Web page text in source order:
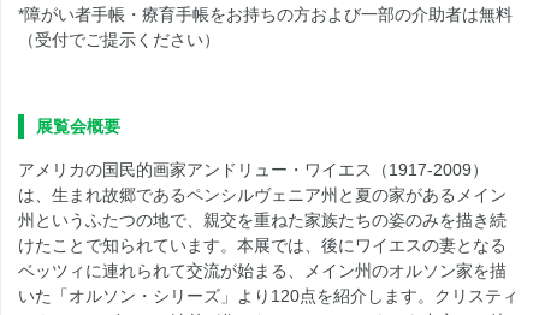
*障がい者手帳・療育手帳をお持ちの方および一部の介助者は無料
（受付でご提示ください）
展覧会概要
アメリカの国民的画家アンドリュー・ワイエス（1917-2009）
は、生まれ故郷であるペンシルヴェニア州と夏の家があるメイン
州というふたつの地で、親交を重ねた家族たちの姿のみを描き続
けたことで知られています。本展では、後にワイエスの妻となる
ベッツィに連れられて交流が始まる、メイン州のオルソン家を描
いた「オルソン・シリーズ」より120点を紹介します。クリスティ